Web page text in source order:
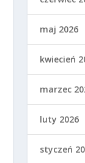
maj 2026
kwiecień
marzec
luty 2026
styczeń